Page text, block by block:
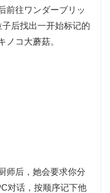
前往ワンダーブリッ
后找出一开始标记的
ノコ大蘑菇。
师后，她会要求你分
对话，按顺序记下他